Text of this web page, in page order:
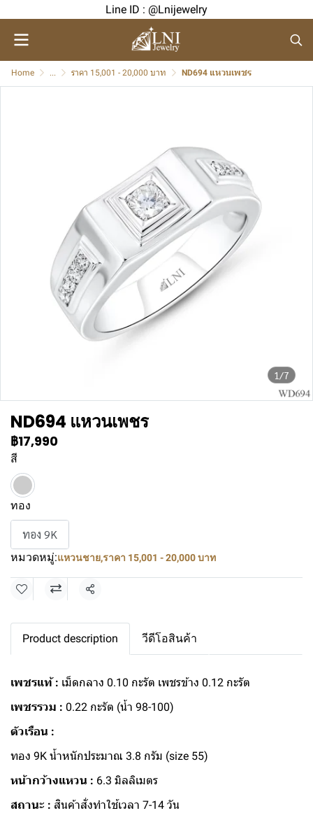
Line ID : @Lnijewelry
Home ... ราคา 15,001 - 20,000 บาท ND694 แหวนเพชร
1/7
ND694 แหวนเพชร
฿17,990
สี
ทอง
ทอง 9K
หมวดหมู่:แหวนชาย,ราคา 15,001 - 20,000 บาท
แชร์
Product description วีดีโอสินค้า
เพชรแท้ : เม็ดกลาง 0.10 กะรัต เพชรข้าง 0.12 กะรัต
เพชรรวม : 0.22 กะรัต (น้ำ 98-100)
ตัวเรือน :
ทอง 9K น้ำหนักประมาณ 3.8 กรัม (size 55)
หน้ากว้างแหวน : 6.3 มิลลิเมตร
สถานะ : สินค้าสั่งทำใช้เวลา 7-14 วัน